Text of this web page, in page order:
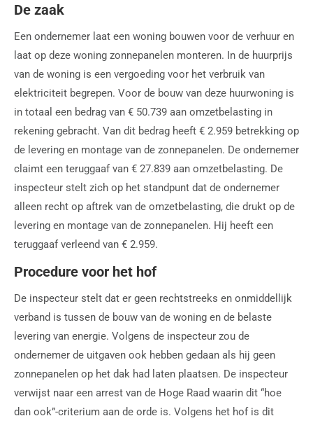
De zaak
Een ondernemer laat een woning bouwen voor de verhuur en
laat op deze woning zonnepanelen monteren. In de huurprijs
van de woning is een vergoeding voor het verbruik van
elektriciteit begrepen. Voor de bouw van deze huurwoning is
in totaal een bedrag van € 50.739 aan omzetbelasting in
rekening gebracht. Van dit bedrag heeft € 2.959 betrekking op
de levering en montage van de zonnepanelen. De ondernemer
claimt een teruggaaf van € 27.839 aan omzetbelasting. De
inspecteur stelt zich op het standpunt dat de ondernemer
alleen recht op aftrek van de omzetbelasting, die drukt op de
levering en montage van de zonnepanelen. Hij heeft een
teruggaaf verleend van € 2.959.
Procedure voor het hof
De inspecteur stelt dat er geen rechtstreeks en onmiddellijk
verband is tussen de bouw van de woning en de belaste
levering van energie. Volgens de inspecteur zou de
ondernemer de uitgaven ook hebben gedaan als hij geen
zonnepanelen op het dak had laten plaatsen. De inspecteur
verwijst naar een arrest van de Hoge Raad waarin dit “hoe
dan ook”-criterium aan de orde is. Volgens het hof is dit